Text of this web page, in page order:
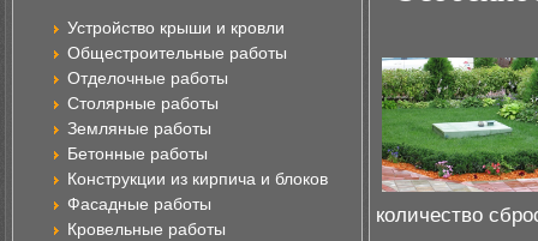
Устройство крыши и кровли
Общестроительные работы
Отделочные работы
Столярные работы
Земляные работы
Бетонные работы
Конструкции из кирпича и блоков
Фасадные работы
Кровельные работы
количество